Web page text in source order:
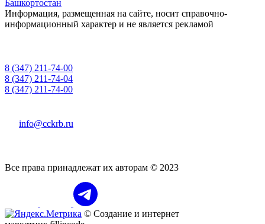
Информация, размещенная на сайте, носит справочно-
информационный характер и не является рекламой
8 (347) 211-74-00
8 (347) 211-74-04
8 (347) 211-74-00
info@cckrb.ru
Все права принадлежат их авторам © 2023
© Создание и интернет